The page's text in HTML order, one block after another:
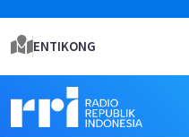
ENTIKONG